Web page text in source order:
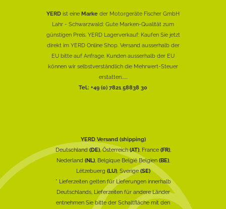
YERD ist eine Marke der Motorgeräte Fischer GmbH
Lahr - Schwarzwald: Gute Marken-Qualität zum
günstigen Preis. YERD Lagerverkauf: Kaufen Sie jetzt
direkt im YERD Online Shop. Versand ausserhalb der
EU bitte auf Anfrage. Kunden ausserhalb der EU
können wir selbstverständlich die Mehrwert-Steuer
erstatten......
Tel.: +49 (0) 7821 58838 30
YERD Versand (shipping)
Deutschland(DE), Österreich(AT), France (FR),
Nederland (NL), Belgique België Belgien (BE),
Lëtzebuerg (LU), Sverige(SE)
* Lieferzeiten gelten für Lieferungen innerhalb
Deutschlands, Lieferzeiten für andere Länder
entnehmen Sie bitte der Schaltfläche mit den